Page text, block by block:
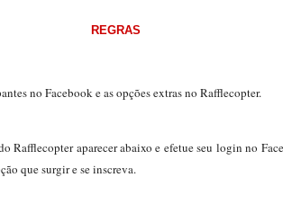
REGRAS
no Facebook e as opções extras no Rafflecopter.
Rafflecopter aparecer abaixo e efetue seu login no
que surgir e se inscreva.